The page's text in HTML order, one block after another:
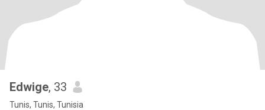
Edwige, 33
Tunis, Tunis, Tunisia